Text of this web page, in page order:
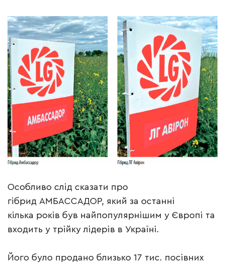
Особливо слід сказати про
гібрид АМБАССАДОР, який за останні
кілька років був найпопулярнішим у Європі та
входить у трійку лідерів в Україні.
Його було продано близько 17 тис. посівних